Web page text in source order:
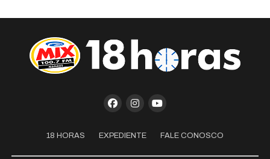
18 HORAS EXPEDIENTE FALE CONOSCO